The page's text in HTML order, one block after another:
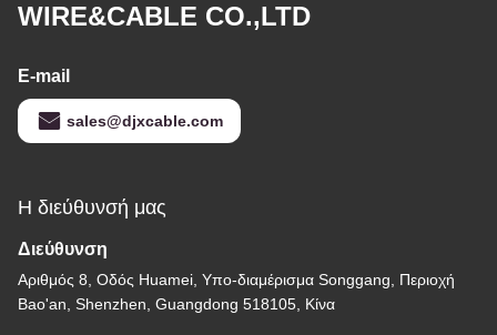
WIRE&CABLE CO.,LTD
E-mail
sales@djxcable.com
Η διεύθυνσή μας
Διεύθυνση
Αριθμός 8, Οδός Huamei, Υπο-διαμέρισμα Songgang, Περιοχή
Bao'an, Shenzhen, Guangdong 518105, Κίνα